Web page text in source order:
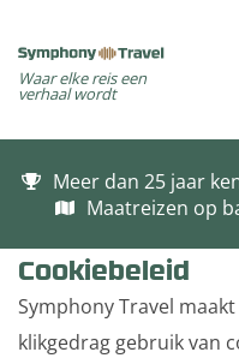
Waar elke reis een
verhaal wordt
Meer dan 25 jaar
Maatreizen op
Cookiebeleid
Symphony Travel
klikgedrag gebruik van